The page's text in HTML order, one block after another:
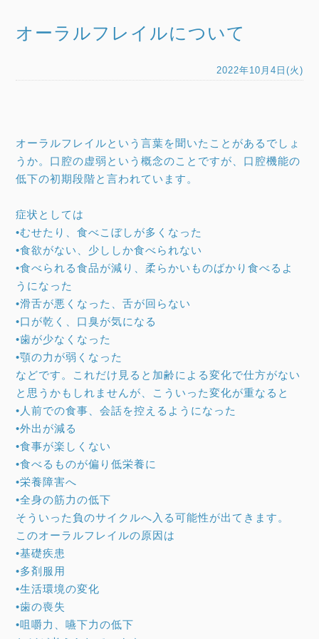
オーラルフレイルについて
2022年10月4日(火)
オーラルフレイルという言葉を聞いたことがあるでしょ
うか。口腔の虚弱という概念のことですが、口腔機能の
低下の初期段階と言われています。
症状としては
•むせたり、食べこぼしが多くなった
•食欲がない、少ししか食べられない
•食べられる食品が減り、柔らかいものばかり食べるよ
うになった
•滑舌が悪くなった、舌が回らない
•口が乾く、口臭が気になる
•歯が少なくなった
•顎の力が弱くなった
などです。これだけ見ると加齢による変化で仕方がない
と思うかもしれませんが、こういった変化が重なると
•人前での食事、会話を控えるようになった
•外出が減る
•食事が楽しくない
•食べるものが偏り低栄養に
•栄養障害へ
•全身の筋力の低下
そういった負のサイクルへ入る可能性が出てきます。
このオーラルフレイルの原因は
•基礎疾患
•多剤服用
•生活環境の変化
•歯の喪失
•咀嚼力、嚥下力の低下